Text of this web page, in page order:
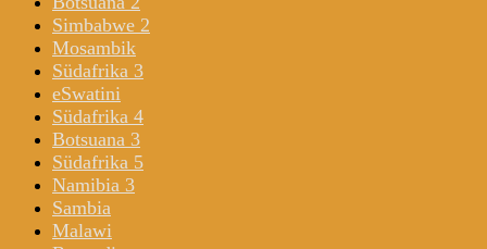
Simbabwe 2
Mosambik
Südafrika 3
eSwatini
Südafrika 4
Botsuana 3
Südafrika 5
Namibia 3
Sambia
Malawi